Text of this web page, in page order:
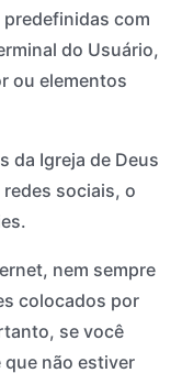
com
do Usuário,
ou elementos
da Igreja de Deus
sociais, o
nem sempre
colocados por
se você
não estiver